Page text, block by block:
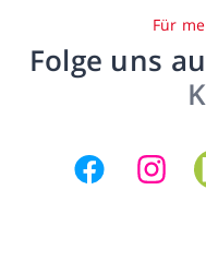
Für
Folge uns